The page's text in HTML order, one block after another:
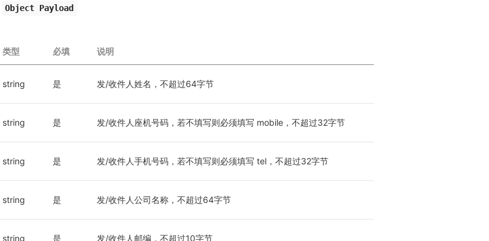
Object Payload
类型 必填 说明
string 是 发/收件人姓名，不超过64字节
string 是 发/收件人座机号码，若不填写则必须填写 mobile，不超过32字节
string 是 发/收件人手机号码，若不填写则必须填写 tel，不超过32字节
string 是 发/收件人公司名称，不超过64字节
string 是 发/收件人邮编，不超过10字节